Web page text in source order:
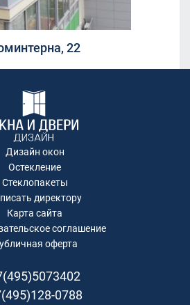
22
Дизайн окон
Остекление
Стеклопакеты
директору
Карта сайта
соглашение
оферта
0788